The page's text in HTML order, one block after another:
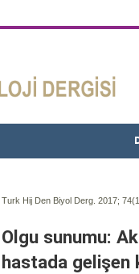
Turk Hij Den Biyol Derg. 2017;
Olgu sunumu:
hastada